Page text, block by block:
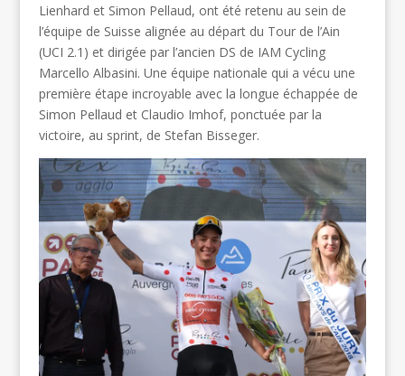
Lienhard et Simon Pellaud, ont été retenu au sein de
l’équipe de Suisse alignée au départ du Tour de l’Ain
(UCI 2.1) et dirigée par l’ancien DS de IAM Cycling
Marcello Albasini. Une équipe nationale qui a vécu une
première étape incroyable avec la longue échappée de
Simon Pellaud et Claudio Imhof, ponctuée par la
victoire, au sprint, de Stefan Bisseger.